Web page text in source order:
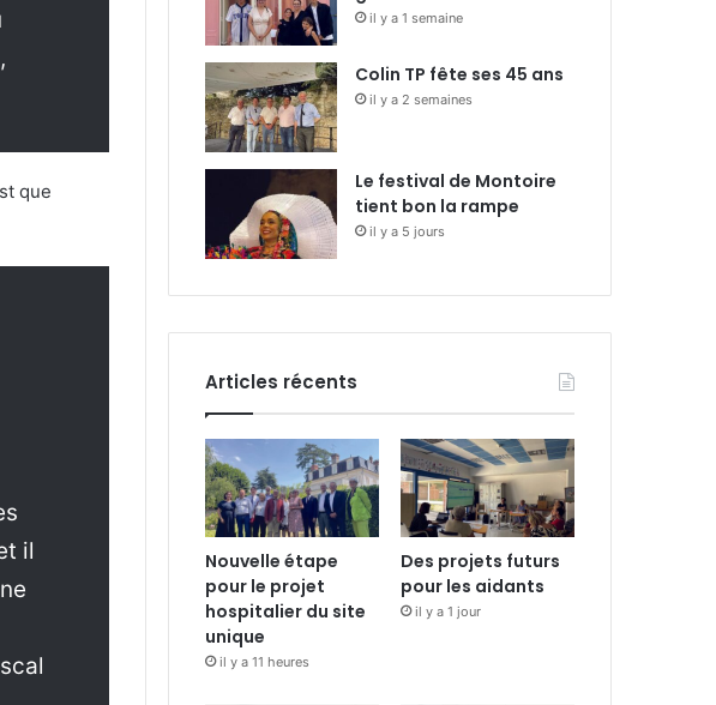
que
il
il y a 1 semaine
Colin TP fête ses 45 ans
il y a 2 semaines
Le festival de Montoire
tient bon la rampe
il y a 5 jours
Articles récents
Nouvelle étape
pour le projet
hospitalier du site
unique
il y a 11 heures
Des projets futurs
pour les aidants
il y a 1 jour